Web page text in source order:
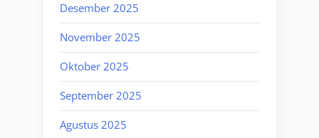
Desember 2025
November 2025
Oktober 2025
September 2025
Agustus 2025